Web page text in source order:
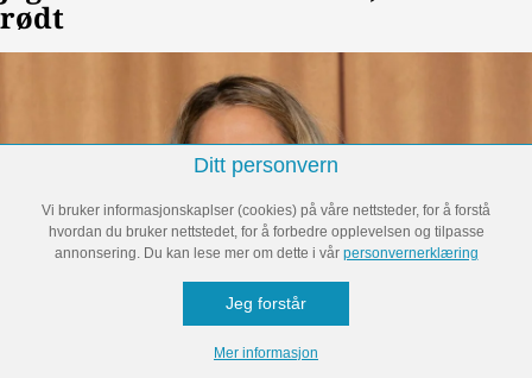
Ditt personvern
Vi bruker informasjonskaplser (cookies) på våre nettsteder, for å forstå
hvordan du bruker nettstedet, for å forbedre opplevelsen og tilpasse
annonsering. Du kan lese mer om dette i vår personvernerklæring
Jeg forstår
Mer informasjon